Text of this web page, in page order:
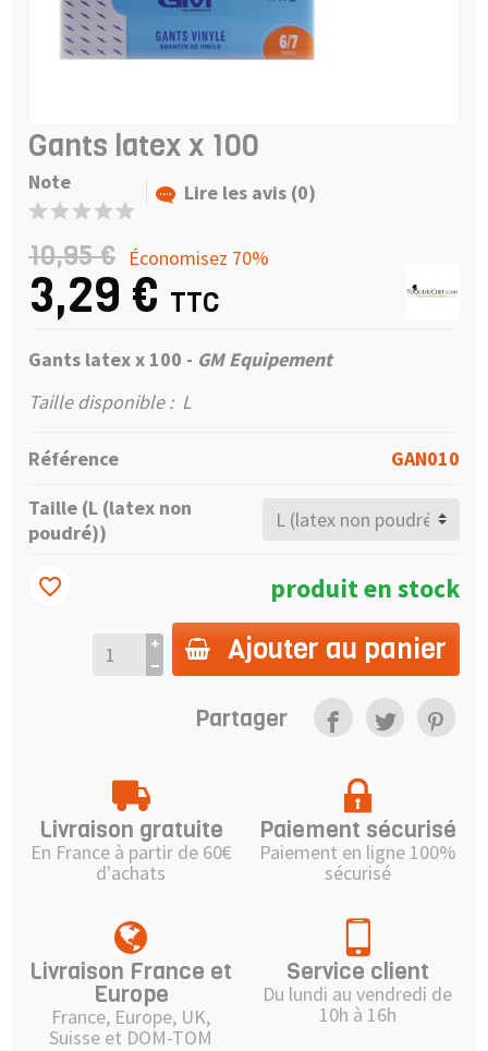
Gants latex x 100
Note Lire les avis (0)
10,95 € Économisez 70%
3,29 € TTC
Gants latex x 100 - GM Equipement
Taille disponible : L
Référence
GAN010
Taille (L (latex non
poudré))
produit en stock
Ajouter au panier
favorite_border
Partager
Livraison gratuite
En France à partir de 60€
d'achats
Paiement sécurisé
Paiement en ligne 100%
sécurisé
Livraison France et
Europe
France, Europe, UK,
Suisse et DOM-TOM
Service client
Du lundi au vendredi de
10h à 16h